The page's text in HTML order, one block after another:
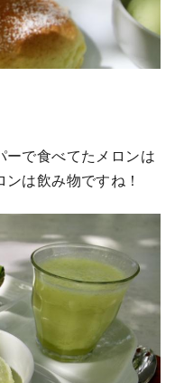
で食べてたメロンは
は飲み物ですね！